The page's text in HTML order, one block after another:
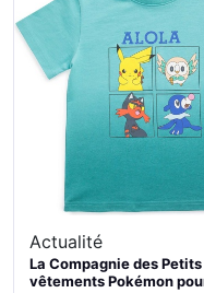
Actualité
La Compagnie des
vêtements Pokémon